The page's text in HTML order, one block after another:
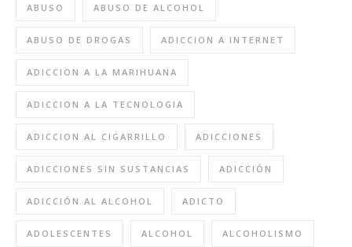
ABUSO ABUSO DE ALCOHOL
ABUSO DE DROGAS ADICCION A INTERNET
ADICCION A LA MARIHUANA
ADICCION A LA TECNOLOGIA
ADICCION AL CIGARRILLO ADICCIONES
ADICCIONES SIN SUSTANCIAS ADICCIÓN
ADICCIÓN AL ALCOHOL ADICTO
ADOLESCENTES ALCOHOL ALCOHOLISMO